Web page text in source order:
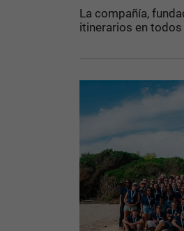
La compañía,
itinerarios en